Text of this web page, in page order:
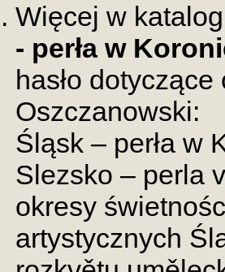
Więcej w
- perła w
hasło dotyczące
Oszczanowski:
Śląsk – perła w
Slezsko – perla
okresy
artystycznych